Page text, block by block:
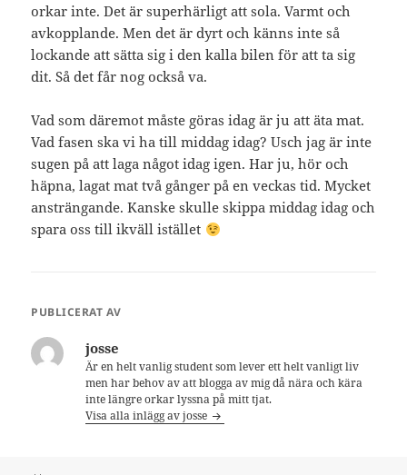
orkar inte. Det är superhärligt att sola. Varmt och
avkopplande. Men det är dyrt och känns inte så
lockande att sätta sig i den kalla bilen för att ta sig
dit. Så det får nog också va.
Vad som däremot måste göras idag är ju att äta mat.
Vad fasen ska vi ha till middag idag? Usch jag är inte
sugen på att laga något idag igen. Har ju, hör och
häpna, lagat mat två gånger på en veckas tid. Mycket
ansträngande. Kanske skulle skippa middag idag och
spara oss till ikväll istället
PUBLICERAT AV
josse
Är en helt vanlig student som lever ett helt vanligt liv
men har behov av att blogga av mig då nära och kära
inte längre orkar lyssna på mitt tjat.
Visa alla inlägg av josse